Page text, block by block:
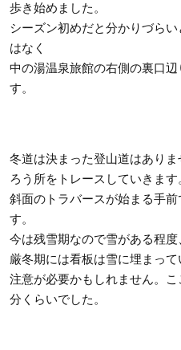
歩き始めました。
シーズン初めだと分かりづら
はなく
中の湯温泉旅館の右側の裏口
す。
冬道は決まった登山道はあり
ろう所をトレースしていきます
斜面のトラバースが始まる手
す。
今は残雪期なので雪がある程
厳冬期には看板は雪に埋まっ
注意が必要かもしれません。
分くらいでした。